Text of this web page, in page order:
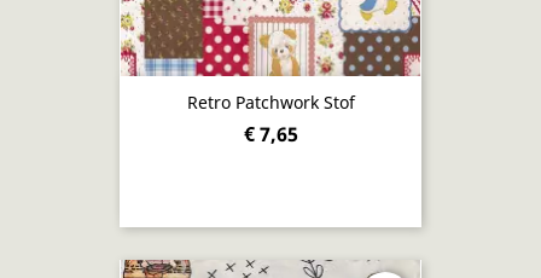
Retro Patchwork Stof
€ 7,65